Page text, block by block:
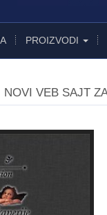
PROIZVODI
NOVI VEB SAJT